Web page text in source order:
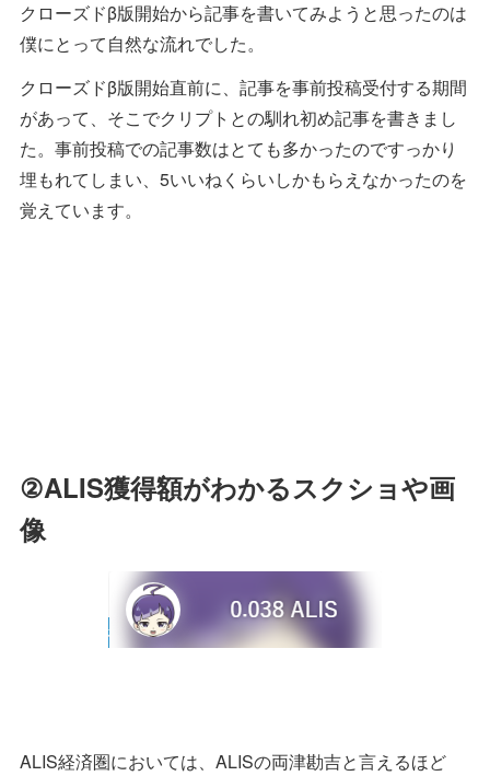
クローズドβ版開始から記事を書いてみようと思ったのは
僕にとって自然な流れでした。
クローズドβ版開始直前に、記事を事前投稿受付する期間
があって、そこでクリプトとの馴れ初め記事を書きまし
た。事前投稿での記事数はとても多かったのですっかり
埋もれてしまい、5いいねくらいしかもらえなかったのを
覚えています。
②ALIS獲得額がわかるスクショや画
像
ALIS経済圏においては、ALISの両津勘吉と言えるほど